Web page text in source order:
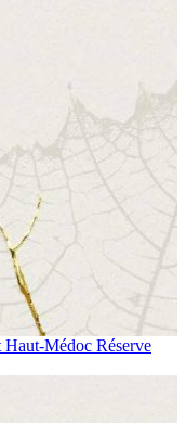
Haut-Médoc Réserve